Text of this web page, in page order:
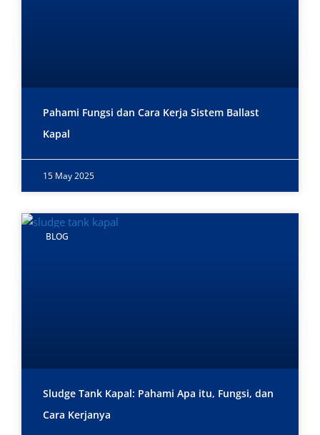
Pahami Fungsi dan Cara Kerja Sistem Ballast
Kapal
15 May 2025
BLOG
Sludge Tank Kapal: Pahami Apa itu, Fungsi, dan
Cara Kerjanya